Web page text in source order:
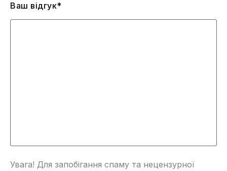
Ваш відгук*
Увага! Для запобігання спаму та нецензурної